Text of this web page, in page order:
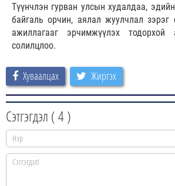
Түүнчлэн гурван улсын худалдаа,
байгаль орчин, аялал жуулчлал
ажиллагааг эрчимжүүлэх тодорхой
солилцлоо.
Хуваалцах Жиргэх
Сэтгэгдэл (4)